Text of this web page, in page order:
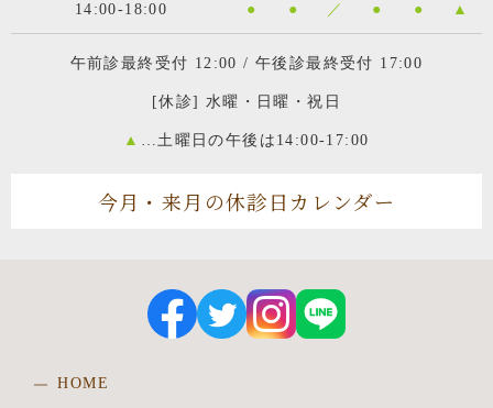
14:00-18:00 ● ● ／ ● ● ▲
午前診最終受付 12:00 / 午後診最終受付 17:00
[休診] 水曜・日曜・祝日
▲ …土曜日の午後は14:00-17:00
今月・来月の休診日カレンダー
HOME